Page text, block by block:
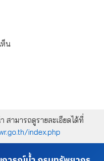
ห็น
ามารถดูรายละเอียดได้ที่
index.php